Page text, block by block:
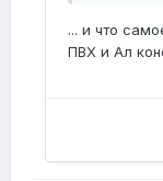
... и что
ПВХ и Ал